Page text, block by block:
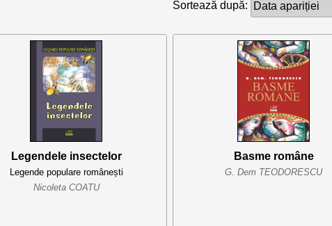
Sortează după:
Legendele insectelor
Legende populare românești
Nicoleta COATU
Basme române
G. Dem TEODORESCU